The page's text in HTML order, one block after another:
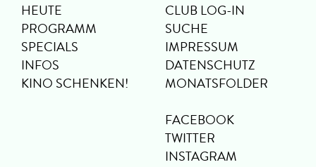
HEUTE
PROGRAMM
SPECIALS
INFOS
KINO SCHENKEN!
CLUB LOG-IN
SUCHE
IMPRESSUM
DATENSCHUTZ
MONATSFOLDER
FACEBOOK
TWITTER
INSTAGRAM